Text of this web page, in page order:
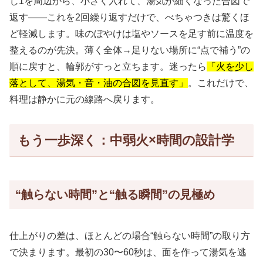
返す——これを2回繰り返すだけで、べちゃつきは驚くほ
ど軽減します。味のぼやけは塩やソースを足す前に温度を
整えるのが先決。薄く全体→足りない場所に“点で補う”の
順に戻すと、輪郭がすっと立ちます。迷ったら
「火を少し
落として、湯気・音・油の合図を見直す」
。これだけで、
料理は静かに元の線路へ戻ります。
もう一歩深く：中弱火×時間の設計学
“触らない時間”と“触る瞬間”の見極め
仕上がりの差は、ほとんどの場合“触らない時間”の取り方
で決まります。最初の30〜60秒は、面を作って湯気を逃